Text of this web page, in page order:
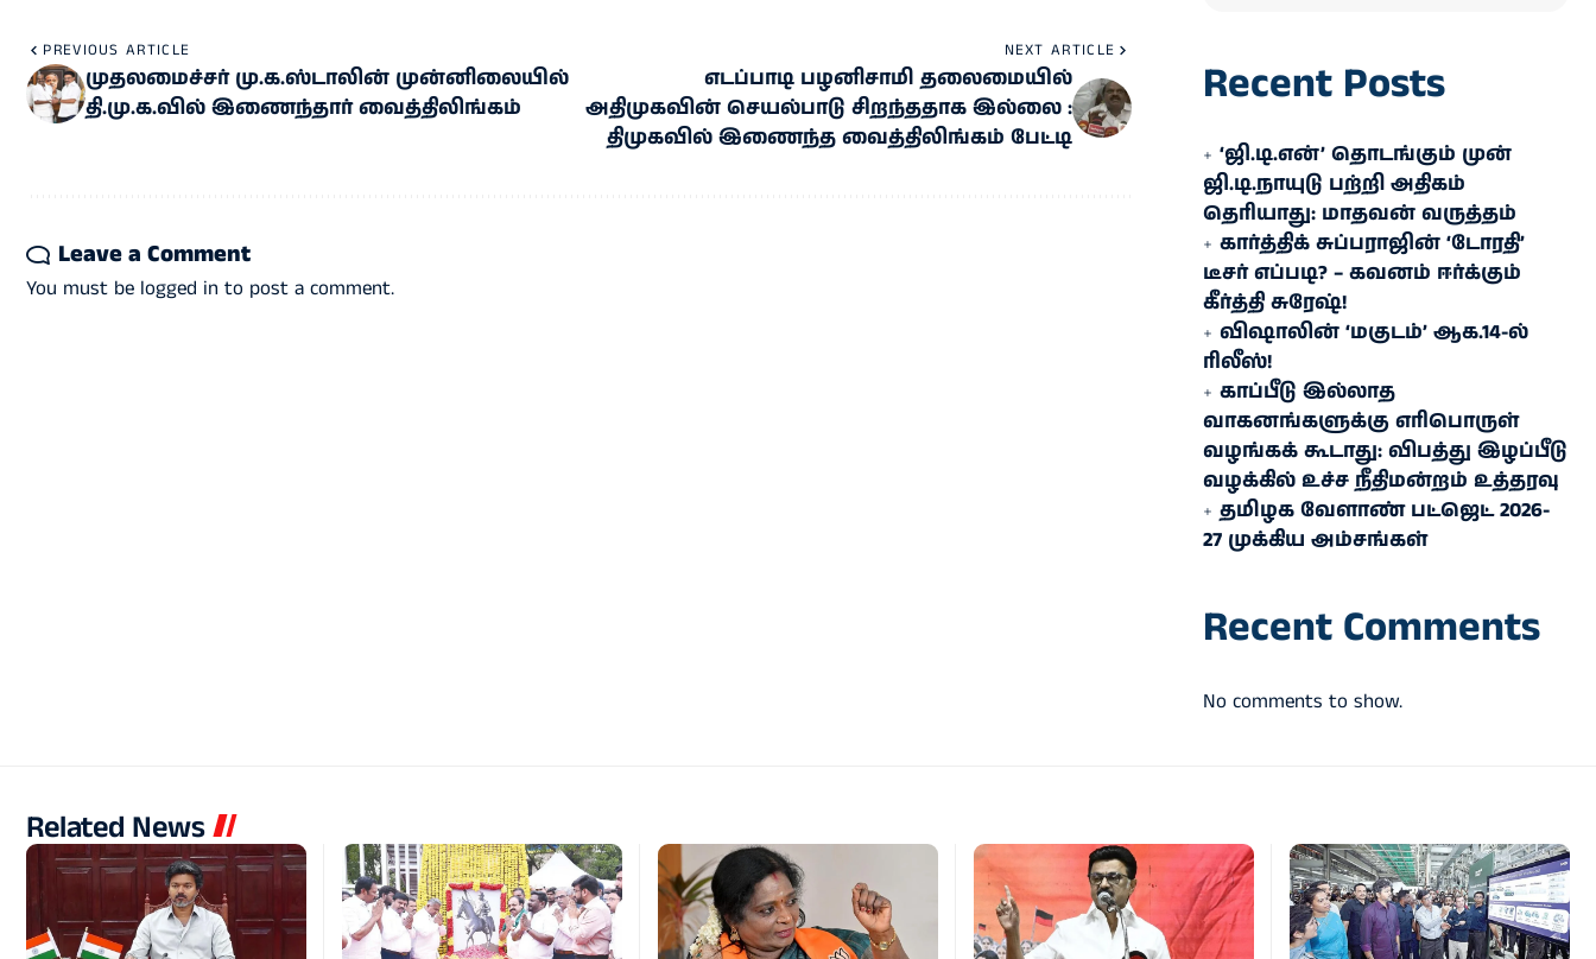
PREVIOUS ARTICLE
முதலமைச்சர் மு.க.ஸ்டாலின் முன்னிலையில்
தி.மு.க.வில் இணைந்தார் வைத்திலிங்கம்
NEXT ARTICLE
எடப்பாடி பழனிசாமி தலைமையில்
அதிமுகவின் செயல்பாடு சிறந்ததாக இல்லை :
திமுகவில் இணைந்த வைத்திலிங்கம் பேட்டி
Leave a Comment
You must be logged in to post a comment.
Recent Posts
‘ஜி.டி.என்’ தொடங்கும் முன்
ஜி.டி.நாயுடு பற்றி அதிகம்
தெரியாது: மாதவன் வருத்தம்
கார்த்திக் சுப்பராஜின் ‘டோரதி’
டீசர் எப்படி? – கவனம் ஈர்க்கும்
கீர்த்தி சுரேஷ்!
விஷாலின் ‘மகுடம்’ ஆக.14-ல்
ரிலீஸ்!
காப்பீடு இல்லாத
வாகனங்களுக்கு எரிபொருள்
வழங்கக் கூடாது: விபத்து இழப்பீடு
வழக்கில் உச்ச நீதிமன்றம் உத்தரவு
தமிழக வேளாண் பட்ஜெட் 2026-
27 முக்கிய அம்சங்கள்
Recent Comments
No comments to show.
Related News